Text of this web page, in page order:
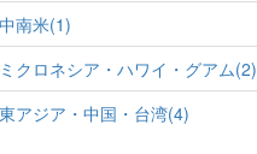
中南米(1)
ミクロネシア・ハワイ・グアム(2)
東アジア・中国・台湾(4)